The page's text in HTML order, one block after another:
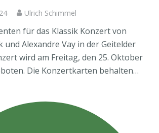
Ulrich Schimmel
für das Klassik Konzert von
und Alexandre Vay in der Geitelder
wird am Freitag, den 25. Oktober
Die Konzertkarten behalten…